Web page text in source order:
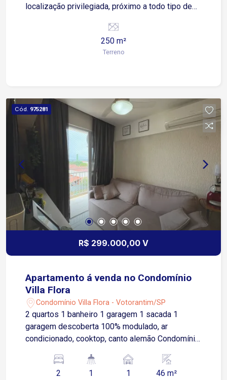
localização privilegiada, próximo a todo tipo de
comerciais da região. Além disso, uma estrutura
completa de lazer, conforto e contato com a
natureza vão compor um novo estilo de viver
Areia, Salão de Jogos.
250 m²
Terreno
Cód. 975281
R$ 299.000,00 V
Apartamento á venda no Condomínio
Villa Flora
Condomínio Villa Flora - Votorantim/SP
2 quartos 1 banheiro 1 garagem 1 sacada 1
garagem descoberta 100% modulado, ar
condicionado, cooktop, canto alemão Condomínio
quadras poliesportivas, quiosques com
churrasqueira, playgrounds, salões de festas,
2 1 1 46 m²